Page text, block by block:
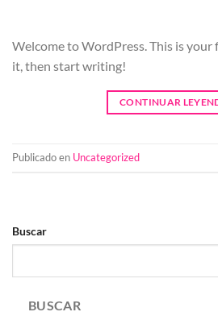
Welcome to WordPress. This is
it, then start writing!
CONTINUAR
Publicado en Uncategorized
Buscar
BUSCAR